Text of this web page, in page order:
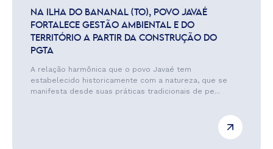
NA ILHA DO BANANAL (TO), POVO JAVAÉ
FORTALECE GESTÃO AMBIENTAL E DO
TERRITÓRIO A PARTIR DA CONSTRUÇÃO DO
PGTA
A relação harmônica que o povo Javaé tem
estabelecido historicamente com a natureza, que se
manifesta desde suas práticas tradicionais de pe...